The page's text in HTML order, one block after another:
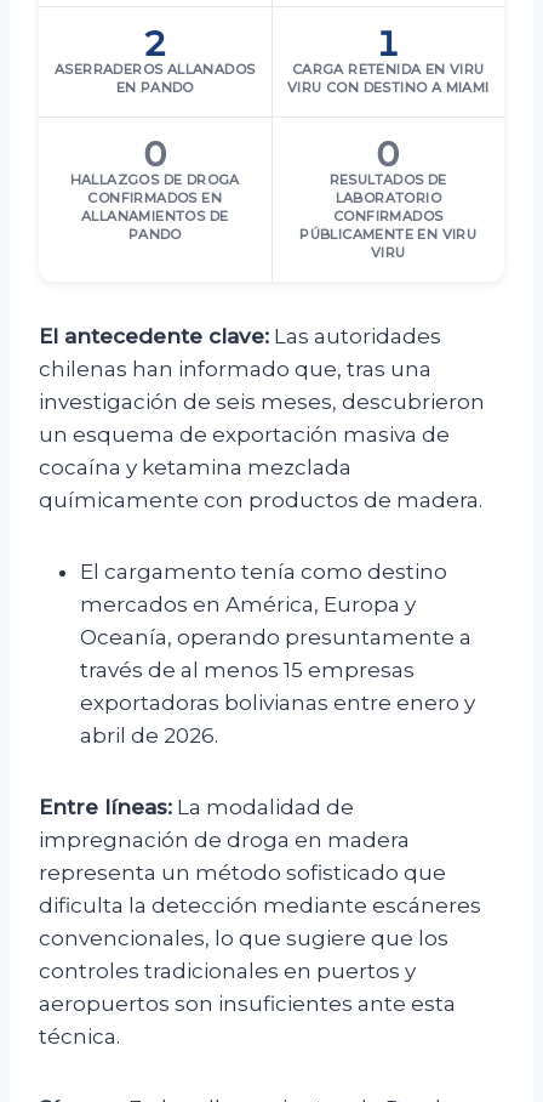
2
ASERRADEROS ALLANADOS
EN PANDO
1
CARGA RETENIDA EN VIRU
VIRU CON DESTINO A MIAMI
0
HALLAZGOS DE DROGA
CONFIRMADOS EN
ALLANAMIENTOS DE
PANDO
0
RESULTADOS DE
LABORATORIO
CONFIRMADOS
PÚBLICAMENTE EN VIRU
VIRU
El antecedente clave: Las autoridades
chilenas han informado que, tras una
investigación de seis meses, descubrieron
un esquema de exportación masiva de
cocaína y ketamina mezclada
químicamente con productos de madera.
El cargamento tenía como destino
mercados en América, Europa y
Oceanía, operando presuntamente a
través de al menos 15 empresas
exportadoras bolivianas entre enero y
abril de 2026.
Entre líneas: La modalidad de
impregnación de droga en madera
representa un método sofisticado que
dificulta la detección mediante escáneres
convencionales, lo que sugiere que los
controles tradicionales en puertos y
aeropuertos son insuficientes ante esta
técnica.